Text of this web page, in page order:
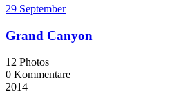
29 September
Grand Canyon
12 Photos
0 Kommentare
2014